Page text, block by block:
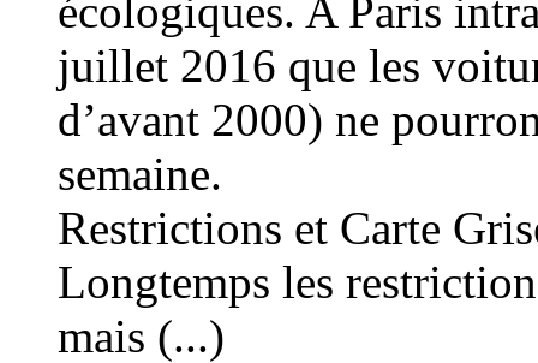
écologiques. A Paris
juillet 2016 que les
d’avant 2000) ne
semaine.
Restrictions et Carte
Longtemps les
mais (...)